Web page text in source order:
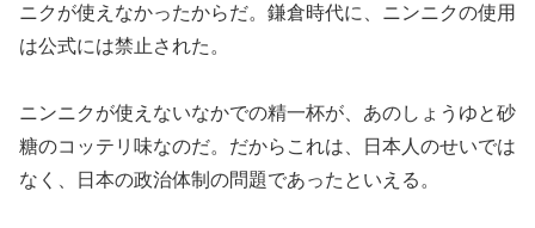
ニクが使えなかったからだ。鎌倉時代に、ニンニクの使用
は公式には禁止された。
ニンニクが使えないなかでの精一杯が、あのしょうゆと砂
糖のコッテリ味なのだ。だからこれは、日本人のせいでは
なく、日本の政治体制の問題であったといえる。